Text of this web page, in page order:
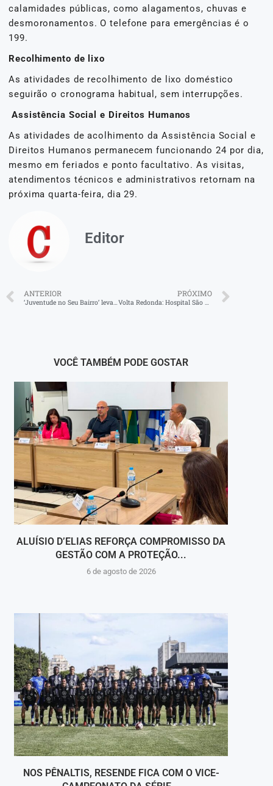
calamidades públicas, como alagamentos, chuvas e
desmoronamentos. O telefone para emergências é o
199.
Recolhimento de lixo
As atividades de recolhimento de lixo doméstico
seguirão o cronograma habitual, sem interrupções.
Assistência Social e Direitos Humanos
As atividades de acolhimento da Assistência Social e
Direitos Humanos permanecem funcionando 24 por dia,
mesmo em feriados e ponto facultativo. As visitas,
atendimentos técnicos e administrativos retornam na
próxima quarta-feira, dia 29.
Editor
ANTERIOR
‘Juventude no Seu Bairro’ leva serviços gratuitos e promove cidadania no bairro Vila Americana, em Volta Redonda
PRÓXIMO
Volta Redonda: Hospital São João Batista faz quinta captação de órgãos em 2025
VOCÊ TAMBÉM PODE GOSTAR
ALUÍSIO D’ELIAS REFORÇA COMPROMISSO DA
GESTÃO COM A PROTEÇÃO...
6 de agosto de 2026
NOS PÊNALTIS, RESENDE FICA COM O VICE-